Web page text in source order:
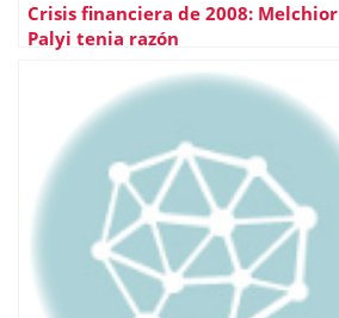
Crisis financiera de 2008: Melchior
Palyi tenia razón